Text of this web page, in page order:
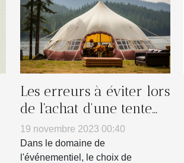
Les erreurs à éviter lors
de l'achat d'une tente
gonflable pour votre
entreprise
19 novembre 2023 00:40
Dans le domaine de
l'événementiel, le choix de